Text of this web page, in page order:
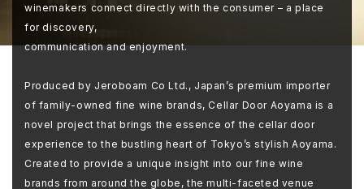
winemakers connect directly with the consumer – a place
for discovery,
communication and enjoyment.
Produced by Jeroboam Co Ltd., Japan’s premium importer
of family-owned fine wine brands, Cellar Door Aoyama is a
novel project that brings the essence of the cellar door
experience to the bustling heart of Tokyo’s stylish Aoyama.
Created to provide a unique insight into our fine wine
brands from around the globe, the multi-faceted venue